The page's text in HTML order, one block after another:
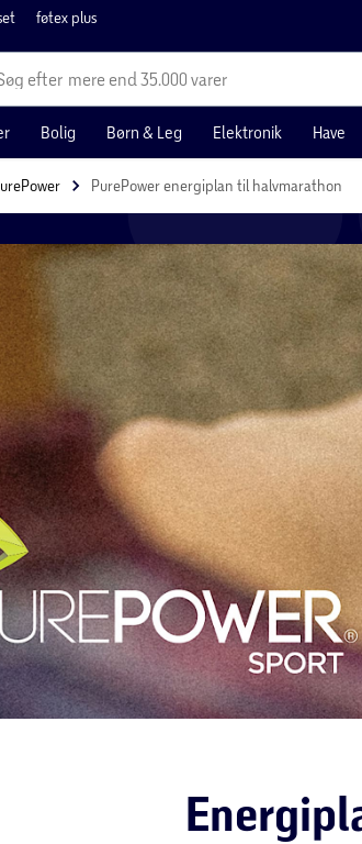
føtex plus
mere end 35.000 varer
Bolig Børn & Leg Elektronik Have
PurePower energiplan til halvmarathon